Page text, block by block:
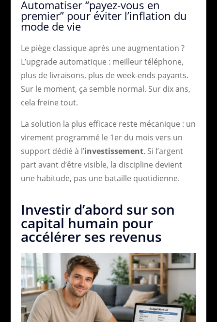
Automatiser “payez-vous en
premier” pour éviter l’inflation du
mode de vie
Le piège classique après une augmentation ?
L’upgrade automatique : meilleur téléphone,
plus de livraisons, plus de week-ends payants.
Sur le moment, ça semble normal. Sur dix ans,
cela freine tout.
La solution la plus efficace reste mécanique : un
virement programmé le 1er du mois vers un
support dédié à l’investissement. Si l’argent
part avant d’être visible, la discipline devient
une habitude, pas une bataille quotidienne.
Investir d’abord sur son
capital humain pour
accélérer ses revenus